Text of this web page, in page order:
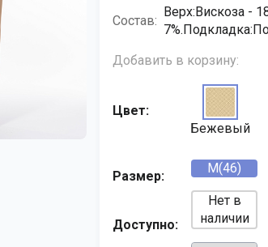
Состав:
Верх:Вискоза -
Добавить в корзину:
Цвет:
Бежевый
Размер:
Доступно:
M(46)
Нет в
наличии